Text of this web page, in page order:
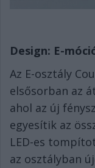
Design: E-
Az E-osztály
elsősorban az
ahol az új
egyesítik az
LED-es
az osztályban